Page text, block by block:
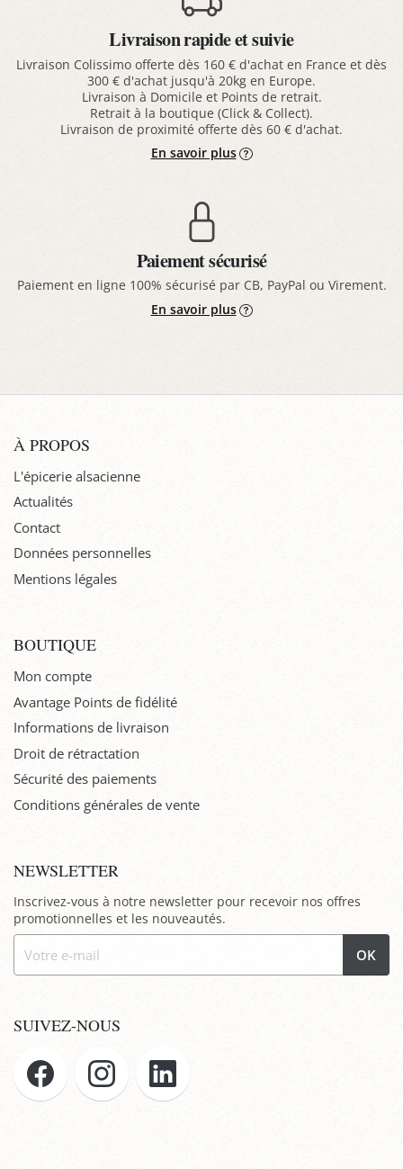
Livraison rapide et suivie
Livraison Colissimo offerte dès 160 € d'achat en France et dès
300 € d'achat jusqu'à 20kg en Europe.
Livraison à Domicile et Points de retrait.
Retrait à la boutique (Click & Collect).
Livraison de proximité offerte dès 60 € d'achat.
En savoir plus
Paiement sécurisé
Paiement en ligne 100% sécurisé par CB, PayPal ou Virement.
En savoir plus
À PROPOS
L'épicerie alsacienne
Actualités
Contact
Données personnelles
Mentions légales
BOUTIQUE
Mon compte
Avantage Points de fidélité
Informations de livraison
Droit de rétractation
Sécurité des paiements
Conditions générales de vente
NEWSLETTER
Inscrivez-vous à notre newsletter pour recevoir nos offres
promotionnelles et les nouveautés.
OK
SUIVEZ-NOUS